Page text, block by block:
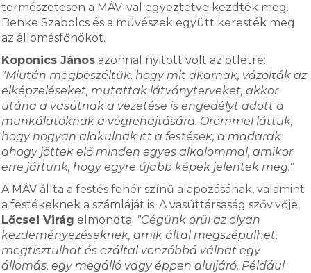
természetesen a MÁV-val egyeztetve kezdték meg.
Benke Szabolcs és a művészek együtt keresték meg
az állomásfőnököt.
Koponics János azonnal nyitott volt az ötletre:
"Miután megbeszéltük, hogy mit akarnak, vázolták az
elképzeléseket, mutattak látványterveket, akkor
utána a vasútnak a vezetése is engedélyt adott a
munkálatoknak a végrehajtására. Örömmel láttuk,
hogy hogyan alakulnak itt a festések, a madarak
ahogy jöttek elő minden egyes alkalommal, amikor
erre jártunk, hogy egyre újabb képek jelentek meg."
A MÁV állta a festés fehér színű alapozásának, valamint
a festékeknek a számláját is. A vasúttársaság szővivője,
Lőcsei Virág elmondta: "Cégünk örül az olyan
kezdeményezéseknek, amik által megszépülhet,
megtisztulhat és ezáltal vonzóbbá válhat egy
állomás, egy megálló vagy éppen aluljáró. Például